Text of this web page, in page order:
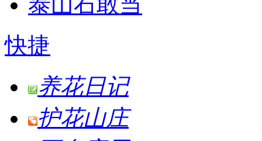
快捷
养花日记
护花山庄